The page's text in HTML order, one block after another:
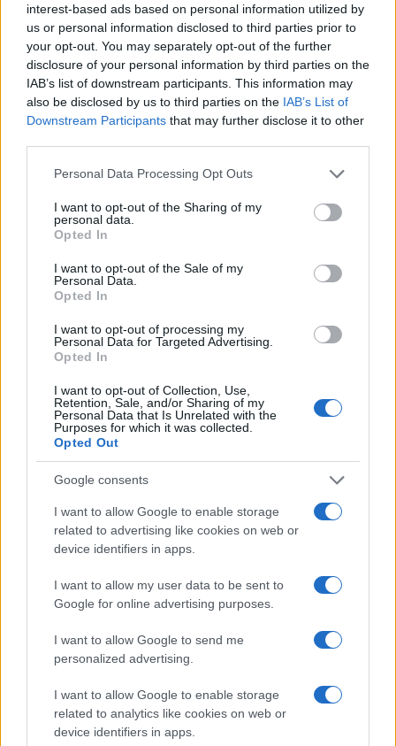
interest-based ads based on personal information utilized by
us or personal information disclosed to third parties prior to
your opt-out. You may separately opt-out of the further
disclosure of your personal information by third parties on the
IAB’s list of downstream participants. This information may
also be disclosed by us to third parties on the IAB’s List of
Downstream Participants that may further disclose it to other
Please note that this website/app uses one or more Google
not limited to your visit or usage behaviour. You may click to
grant or deny consent to Google and its third-party tags to
use your data for below specified purposes in below Google
consent section.
Personal Data Processing Opt Outs
I want to opt-out of the Sharing of my
personal data.
Opted In
I want to opt-out of the Sale of my
Personal Data.
Opted In
I want to opt-out of processing my
Personal Data for Targeted Advertising.
Opted In
I want to opt-out of Collection, Use,
Retention, Sale, and/or Sharing of my
Personal Data that Is Unrelated with the
Purposes for which it was collected.
Opted Out
Google consents
I want to allow Google to enable storage
related to advertising like cookies on web or
device identifiers in apps.
I want to allow my user data to be sent to
Google for online advertising purposes.
I want to allow Google to send me
personalized advertising.
I want to allow Google to enable storage
related to analytics like cookies on web or
device identifiers in apps.
Strategia power unit F1: gestione ICE, turbo e
Andrea Conforti · 7 Ago 2026
PIÙ LETTI
Chi si muove spesso cerca soluzioni semplici: cresce
l’attenzione verso il noleggio auto
milioni per il 2026
F1 2026: Sainz valuta il futuro con Williams dopo una
stagione deludente
Formula 1 Circuito: Comparato punta al podio nel Gran
Premio di Issyk-Kul
Il film su Gilles Villeneuve arriva nelle sale: tutto
quello che c’è da sapere
Sportmagazine: notizie, approfondimenti e classifiche su
calcio, basket, tennis, ciclismo, motori, Formula 1,